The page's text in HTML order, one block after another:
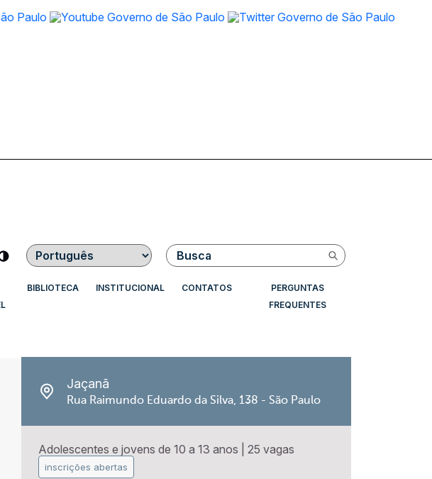
Contraste Buscar
BIBLIOTECA INSTITUCIONAL CONTATOS
PERGUNTAS
FREQUENTES
Jaçanã
Rua Raimundo Eduardo da Silva, 138 - São Paulo
Adolescentes e jovens de 10 a 13 anos 25 vagas
inscrições abertas